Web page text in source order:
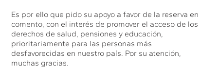
Es por ello que pido su apoyo a favor de la reserva en
comento, con el interés de promover el acceso de los
derechos de salud, pensiones y educación,
prioritariamente para las personas más
desfavorecidas en nuestro país. Por su atención,
muchas gracias.